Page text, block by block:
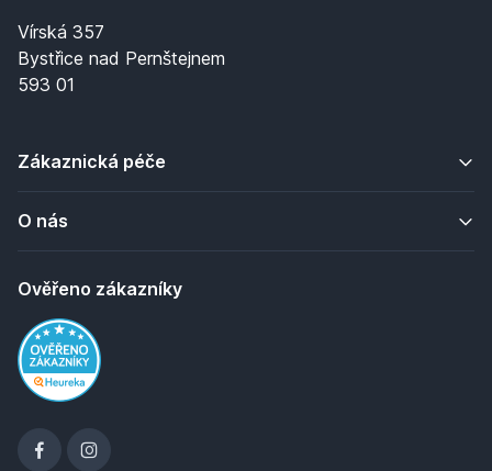
Vírská 357
Bystřice nad Pernštejnem
593 01
Zákaznická péče
O nás
Ověřeno zákazníky